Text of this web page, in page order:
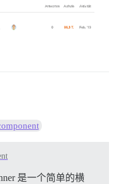
是一个简单的横